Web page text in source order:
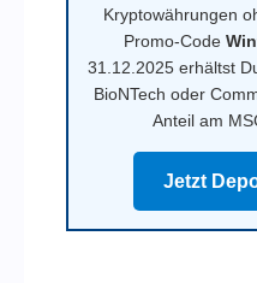
Kryptowährungen
Promo-Code
31.12.2025 erhältst
BioNTech oder
Anteil am
Jetzt